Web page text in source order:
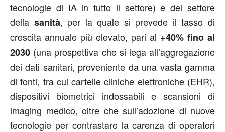
tecnologie di IA in tutto il settore) e del settore
della sanità, per la quale si prevede il tasso di
crescita annuale più elevato, pari al +40% fino al
2030 (una prospettiva che si lega all’aggregazione
dei dati sanitari, proveniente da una vasta gamma
di fonti, tra cui cartelle cliniche elettroniche (EHR),
dispositivi biometrici indossabili e scansioni di
imaging medico, oltre che sull’adozione di nuove
tecnologie per contrastare la carenza di operatori